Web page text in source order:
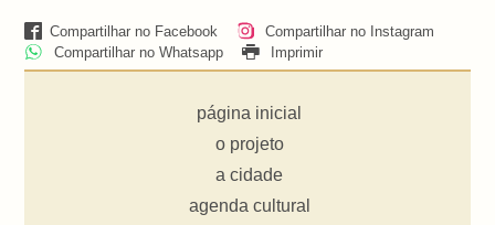
Compartilhar no Facebook
Compartilhar no Instagram
Compartilhar no Whatsapp
Imprimir
página inicial
o projeto
a cidade
agenda cultural